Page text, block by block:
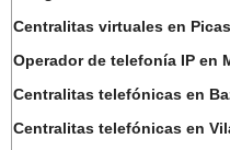
Centralitas virtuales en
Operador de telefonía IP en
Centralitas telefónicas en
Centralitas telefónicas en